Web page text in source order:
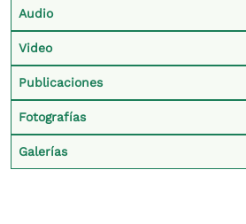
Audio
Video
Publicaciones
Fotografías
Galerías